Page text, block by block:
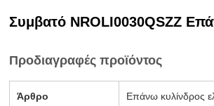
Συμβατό NROLI0030QSZZ
Προδιαγραφές προϊόντος
Άρθρο Επάνω κυλίνδρος